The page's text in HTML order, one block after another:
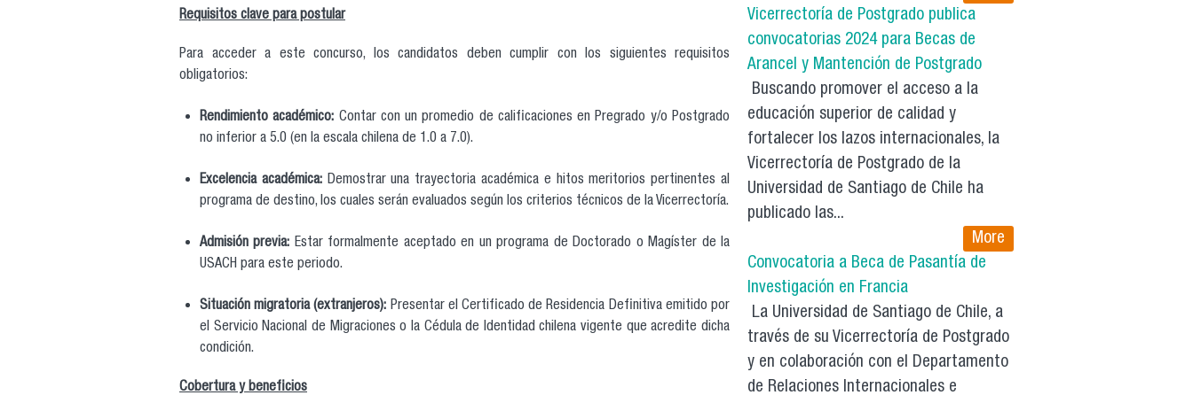
Requisitos clave para postular
Para acceder a este concurso, los candidatos deben cumplir con los siguientes requisitos
obligatorios:
Rendimiento académico: Contar con un promedio de calificaciones en Pregrado y/o Postgrado
no inferior a 5.0 (en la escala chilena de 1.0 a 7.0).
Excelencia académica:Demostrar una trayectoria académica e hitos meritorios pertinentes al
programa de destino, los cuales serán evaluados según los criterios técnicos de la Vicerrectoría.
Admisión previa: Estar formalmente aceptado en un programa de Doctorado o Magíster de la
USACH para este periodo.
Situación migratoria (extranjeros): Presentar el Certificado de Residencia Definitiva emitido por
el Servicio Nacional de Migraciones o la Cédula de Identidad chilena vigente que acredite dicha
condición.
Cobertura y beneficios
Vicerrectoría de Postgrado publica
convocatorias 2024 para Becas de
Arancel y Mantención de Postgrado
Buscando promover el acceso a la
educación superior de calidad y
fortalecer los lazos internacionales, la
Vicerrectoría de Postgrado de la
Universidad de Santiago de Chile ha
publicado las...
More
Convocatoria a Beca de Pasantía de
Investigación en Francia
La Universidad de Santiago de Chile, a
través de su Vicerrectoría de Postgrado
y en colaboración con el Departamento
de Relaciones Internacionales e